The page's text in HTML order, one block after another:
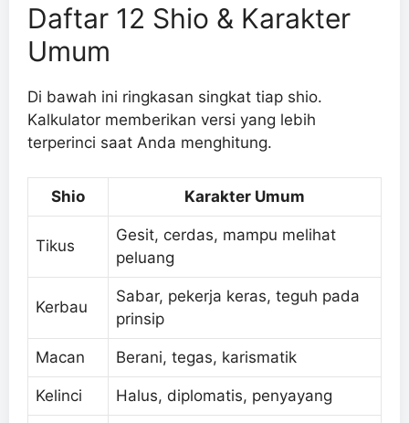
Daftar 12 Shio & Karakter
Umum
Di bawah ini ringkasan singkat tiap shio.
Kalkulator memberikan versi yang lebih
terperinci saat Anda menghitung.
Shio Karakter Umum
Tikus
Gesit, cerdas, mampu melihat
peluang
Kerbau
Sabar, pekerja keras, teguh pada
prinsip
Macan Berani, tegas, karismatik
Kelinci Halus, diplomatis, penyayang